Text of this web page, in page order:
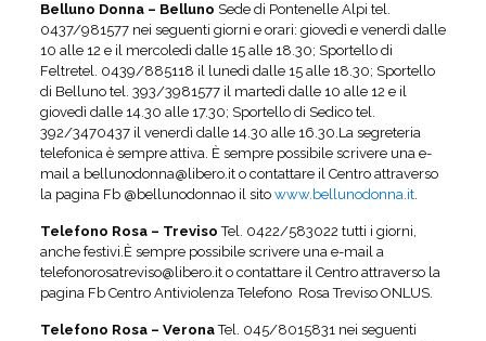
Belluno Donna – Belluno Sede di Pontenelle Alpi tel.
0437/981577 nei seguenti giorni e orari: giovedì e venerdì dalle
10 alle 12 e il mercoledì dalle 15 alle 18.30; Sportello di
Feltretel. 0439/885118 il lunedì dalle 15 alle 18.30; Sportello
di Belluno tel. 393/3981577 il martedì dalle 10 alle 12 e il
giovedì dalle 14.30 alle 17.30; Sportello di Sedico tel.
392/3470437 il venerdì dalle 14.30 alle 16.30.La segreteria
telefonica è sempre attiva. È sempre possibile scrivere una e-
mail a bellunodonna@libero.it o contattare il Centro attraverso
la pagina Fb @bellunodonnao il sito www.bellunodonna.it.
Telefono Rosa – TrevisoTel. 0422/583022 tutti i giorni,
anche festivi.È sempre possibile scrivere una e-mail a
telefonorosatreviso@libero.it o contattare il Centro attraverso la
pagina Fb Centro Antiviolenza Telefono Rosa Treviso ONLUS.
Telefono Rosa – VeronaTel. 045/8015831 nei seguenti